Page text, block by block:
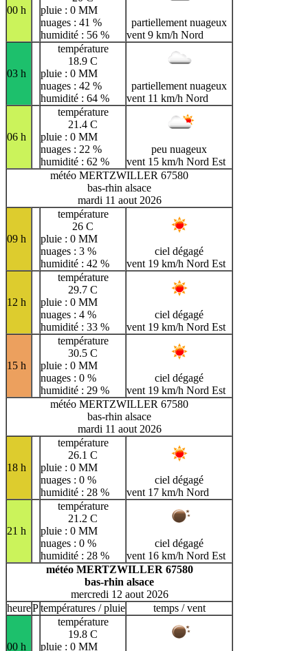
00 h
pluie : 0 MM
nuages : 41 %
humidité : 56 %
partiellement nuageux
vent 9 km/h Nord
03 h
température
18.9 C
pluie : 0 MM
nuages : 42 %
humidité : 64 %
partiellement nuageux
vent 11 km/h Nord
06 h
température
21.4 C
pluie : 0 MM
nuages : 22 %
humidité : 62 %
peu nuageux
vent 15 km/h Nord Est
météo MERTZWILLER 67580
bas-rhin alsace
mardi 11 aout 2026
09 h
température
26 C
pluie : 0 MM
nuages : 3 %
humidité : 42 %
ciel dégagé
vent 19 km/h Nord Est
12 h
température
29.7 C
pluie : 0 MM
nuages : 4 %
humidité : 33 %
ciel dégagé
vent 19 km/h Nord Est
15 h
température
30.5 C
pluie : 0 MM
nuages : 0 %
humidité : 29 %
ciel dégagé
vent 19 km/h Nord Est
météo MERTZWILLER 67580
bas-rhin alsace
mardi 11 aout 2026
18 h
température
26.1 C
pluie : 0 MM
nuages : 0 %
humidité : 28 %
ciel dégagé
vent 17 km/h Nord
21 h
température
21.2 C
pluie : 0 MM
nuages : 0 %
humidité : 28 %
ciel dégagé
vent 16 km/h Nord Est
météo MERTZWILLER 67580
bas-rhin alsace
mercredi 12 aout 2026
heurePtempératures / pluie temps / vent
00 h
température
19.8 C
pluie : 0 MM